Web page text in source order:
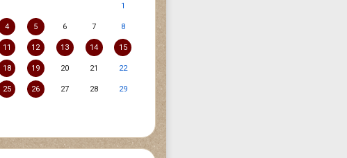
1
4 5 6 7 8
11 12 13 14 15
18 19 20 21 22
25 26 27 28 29